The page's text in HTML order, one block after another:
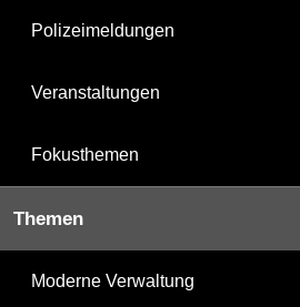
Polizeimeldungen
Veranstaltungen
Fokusthemen
Themen
Moderne Verwaltung